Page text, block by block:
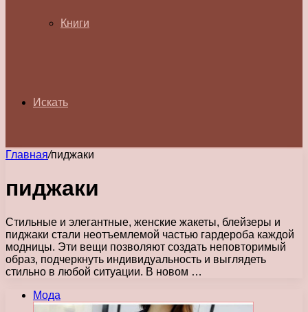
Книги
Искать
Главная/пиджаки
пиджаки
Стильные и элегантные, женские жакеты, блейзеры и
пиджаки стали неотъемлемой частью гардероба каждой
модницы. Эти вещи позволяют создать неповторимый
образ, подчеркнуть индивидуальность и выглядеть
стильно в любой ситуации. В новом …
Мода